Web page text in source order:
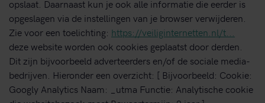
opslaat. Daarnaast kun je ook alle informatie die eerder is
opgeslagen via de instellingen van je browser verwijderen.
Zie voor een toelichting: https://veiliginternetten.nl/t...
deze website worden ook cookies geplaatst door derden.
Dit zijn bijvoorbeeld adverteerders en/of de sociale media-
bedrijven. Hieronder een overzicht: [ Bijvoorbeeld: Cookie:
Googly Analytics Naam: _utma Functie: Analytische cookie